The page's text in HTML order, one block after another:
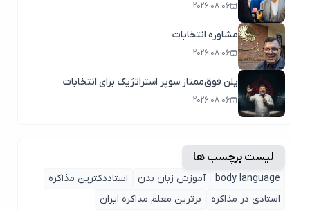
2026-08-06
مشاوره انتخابات
2026-08-06
پلن فوق‌ممتاز سوپر استراتژیک برای انتخابات
2026-08-06
لیست برچسب ها
body language آموزش زبان بدن
استاددکترین مذاکره
استادی در مذاکره
برترین معلم مذاکره ایران